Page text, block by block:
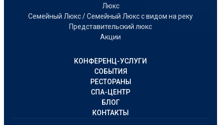
Люкс
Семейный Люкс / Семейный Люкс с видом на реку
Представительский люкс
Акции
КОНФЕРЕНЦ-УСЛУГИ
СОБЫТИЯ
РЕСТОРАНЫ
СПА-ЦЕНТР
БЛОГ
КОНТАКТЫ